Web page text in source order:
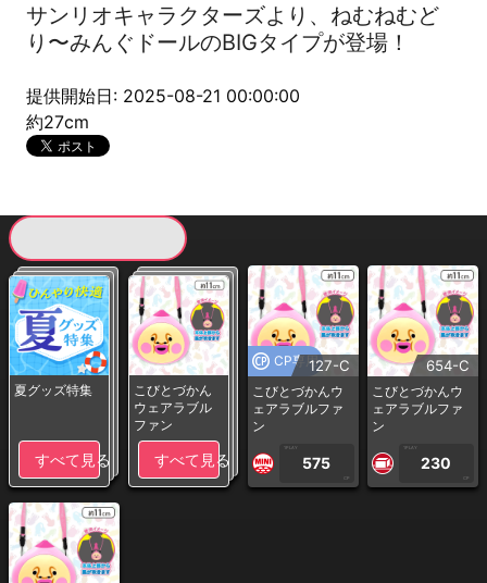
サンリオキャラクターズより、ねむねむど
り〜みんぐドールのBIGタイプが登場！
提供開始日: 2025-08-21 00:00:00
約27cm
夏グッズ特集
すべて見る
こびとづかん
ウェアラブル
ファン
すべて見る
CP専用127-C
こびとづかんウ
ェアラブルファ
ン
1PLAY
575
CP
654-C
こびとづかんウ
ェアラブルファ
ン
1PLAY
230
CP